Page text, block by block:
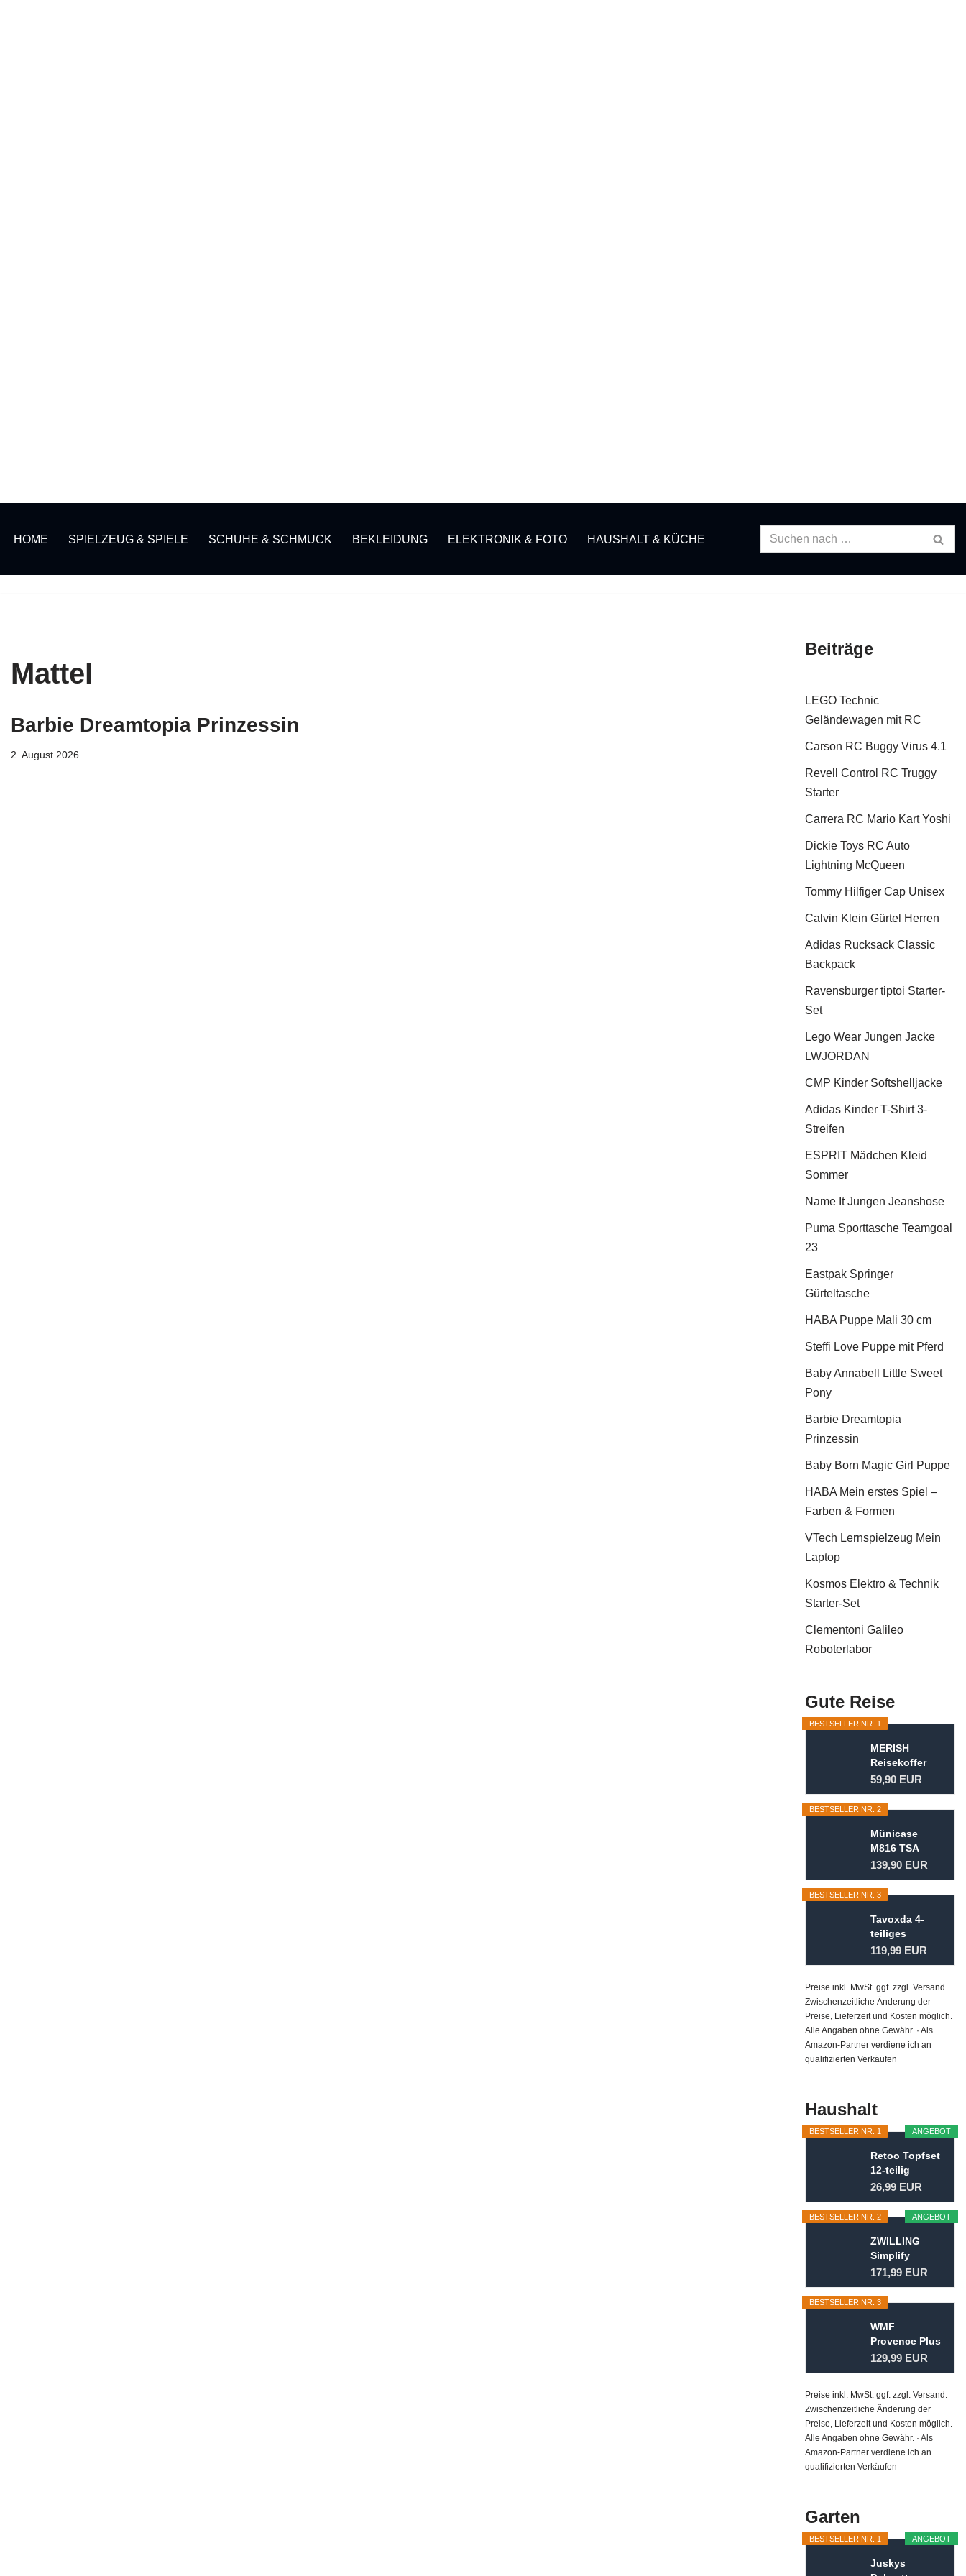
HOME SPIELZEUG & SPIELE SCHUHE & SCHMUCK BEKLEIDUNG ELEKTRONIK & FOTO HAUSHALT & KÜCHE
Mattel
Barbie Dreamtopia Prinzessin
2. August 2026
Beiträge
LEGO Technic
Geländewagen mit RC
Carson RC Buggy Virus 4.1
Revell Control RC Truggy
Starter
Carrera RC Mario Kart Yoshi
Dickie Toys RC Auto
Lightning McQueen
Tommy Hilfiger Cap Unisex
Calvin Klein Gürtel Herren
Adidas Rucksack Classic
Backpack
Ravensburger tiptoi Starter-
Set
Lego Wear Jungen Jacke
LWJORDAN
CMP Kinder Softshelljacke
Adidas Kinder T-Shirt 3-
Streifen
ESPRIT Mädchen Kleid
Sommer
Name It Jungen Jeanshose
Puma Sporttasche Teamgoal
23
Eastpak Springer
Gürteltasche
HABA Puppe Mali 30 cm
Steffi Love Puppe mit Pferd
Baby Annabell Little Sweet
Pony
Barbie Dreamtopia
Prinzessin
Baby Born Magic Girl Puppe
HABA Mein erstes Spiel –
Farben & Formen
VTech Lernspielzeug Mein
Laptop
Kosmos Elektro & Technik
Starter-Set
Clementoni Galileo
Roboterlabor
Gute Reise
BESTSELLER NR. 1
MERISH
Reisekoffer
Koffer
Trolleys...
59,90 EUR
BESTSELLER NR. 2
Münicase
M816 TSA
Kofferset
Trolley...
139,90 EUR
BESTSELLER NR. 3
Tavoxda 4-
teiliges
Kofferset...
119,99 EUR
Preise inkl. MwSt. ggf. zzgl. Versand.
Zwischenzeitliche Änderung der
Preise, Lieferzeit und Kosten möglich.
Alle Angaben ohne Gewähr. · Als
Amazon-Partner verdiene ich an
qualifizierten Verkäufen
Haushalt
ANGEBOT
BESTSELLER NR. 1
Retoo Topfset
12-teilig
Kochtopf Set
26,99 EUR
ANGEBOT
BESTSELLER NR. 2
ZWILLING
Simplify
Kochtopf-Set
171,99 EUR
BESTSELLER NR. 3
WMF
Provence Plus
Topfset 5-
129,99 EUR
Preise inkl. MwSt. ggf. zzgl. Versand.
Zwischenzeitliche Änderung der
Preise, Lieferzeit und Kosten möglich.
Alle Angaben ohne Gewähr. · Als
Amazon-Partner verdiene ich an
qualifizierten Verkäufen
Garten
ANGEBOT
BESTSELLER NR. 1
Juskys